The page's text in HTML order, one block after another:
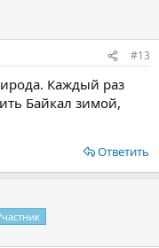
#13
Каждый раз
Байкал зимой,
Ответить